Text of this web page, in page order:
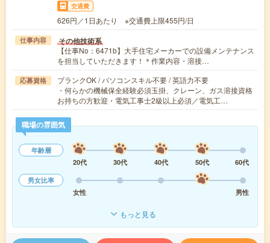
交通費
626円／1日あたり ※交通費上限455円/日
仕事内容 その他技術系
【仕事No：6471b】大手住宅メーカーでの設備メンテナンス
を担当していただきます！＊作業内容・溶接…
応募資格
ブランクOK / パソコンスキル不要 / 英語力不要
・何らかの機械保全経験必須玉掛、クレーン、ガス溶接資格
お持ちの方歓迎・電気工事士2級以上必須／電気工…
職場の雰囲気
年齢層
20代
30代 40代 50代
60代
男女比率
女性
男性
もっと見る